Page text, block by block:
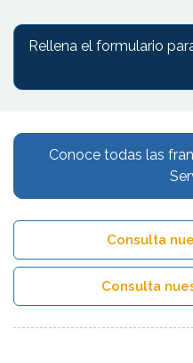
Conoce todas las
Consulta
Consulta